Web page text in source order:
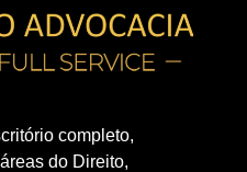
completo,
do Direito,